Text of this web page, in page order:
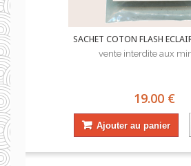
SACHET COTON FLASH
vente interdite aux
19.00 €
Ajouter au panier